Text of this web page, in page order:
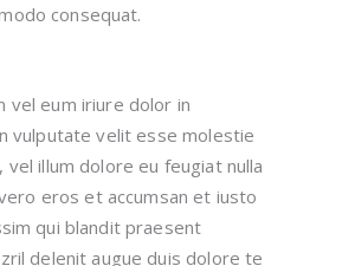
consequat.
vel eum iriure dolor in
vulputate velit esse molestie
vel illum dolore eu feugiat nulla
eros et accumsan et iusto
qui blandit praesent
delenit augue duis dolore te